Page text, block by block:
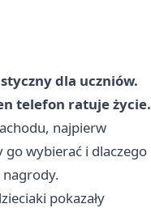
dla uczniów.
telefon ratuje życie.
najpierw
go wybierać i dlaczego
nagrody.
pokazały